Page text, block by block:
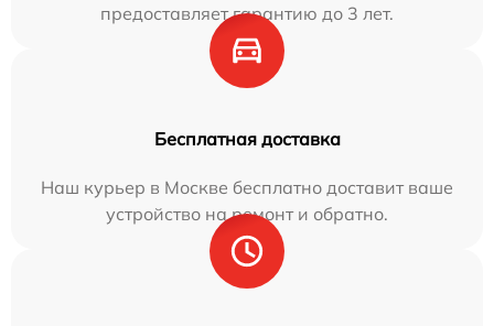
предоставляет гарантию до 3 лет.
Бесплатная доставка
Наш курьер в Москве бесплатно доставит ваше
устройство на ремонт и обратно.